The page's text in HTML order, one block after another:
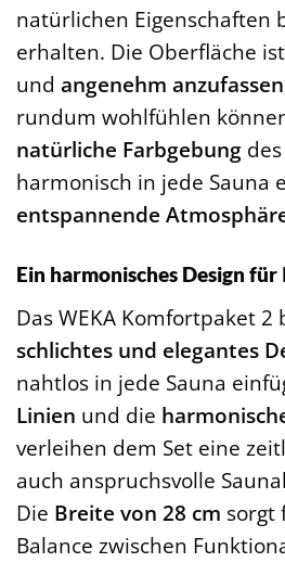
natürlichen Eigenschaften
erhalten. Die Oberfläche ist
und angenehm anzufassen
rundum wohlfühlen
natürliche Farbgebung
harmonisch in jede Sauna
entspannende
Ein harmonisches Design für
Das WEKA Komfortpaket
schlichtes und elegantes
nahtlos in jede Sauna
Linien und die
verleihen dem Set eine
auch anspruchsvolle
Die Breite von 28 cm sorgt
Balance zwischen